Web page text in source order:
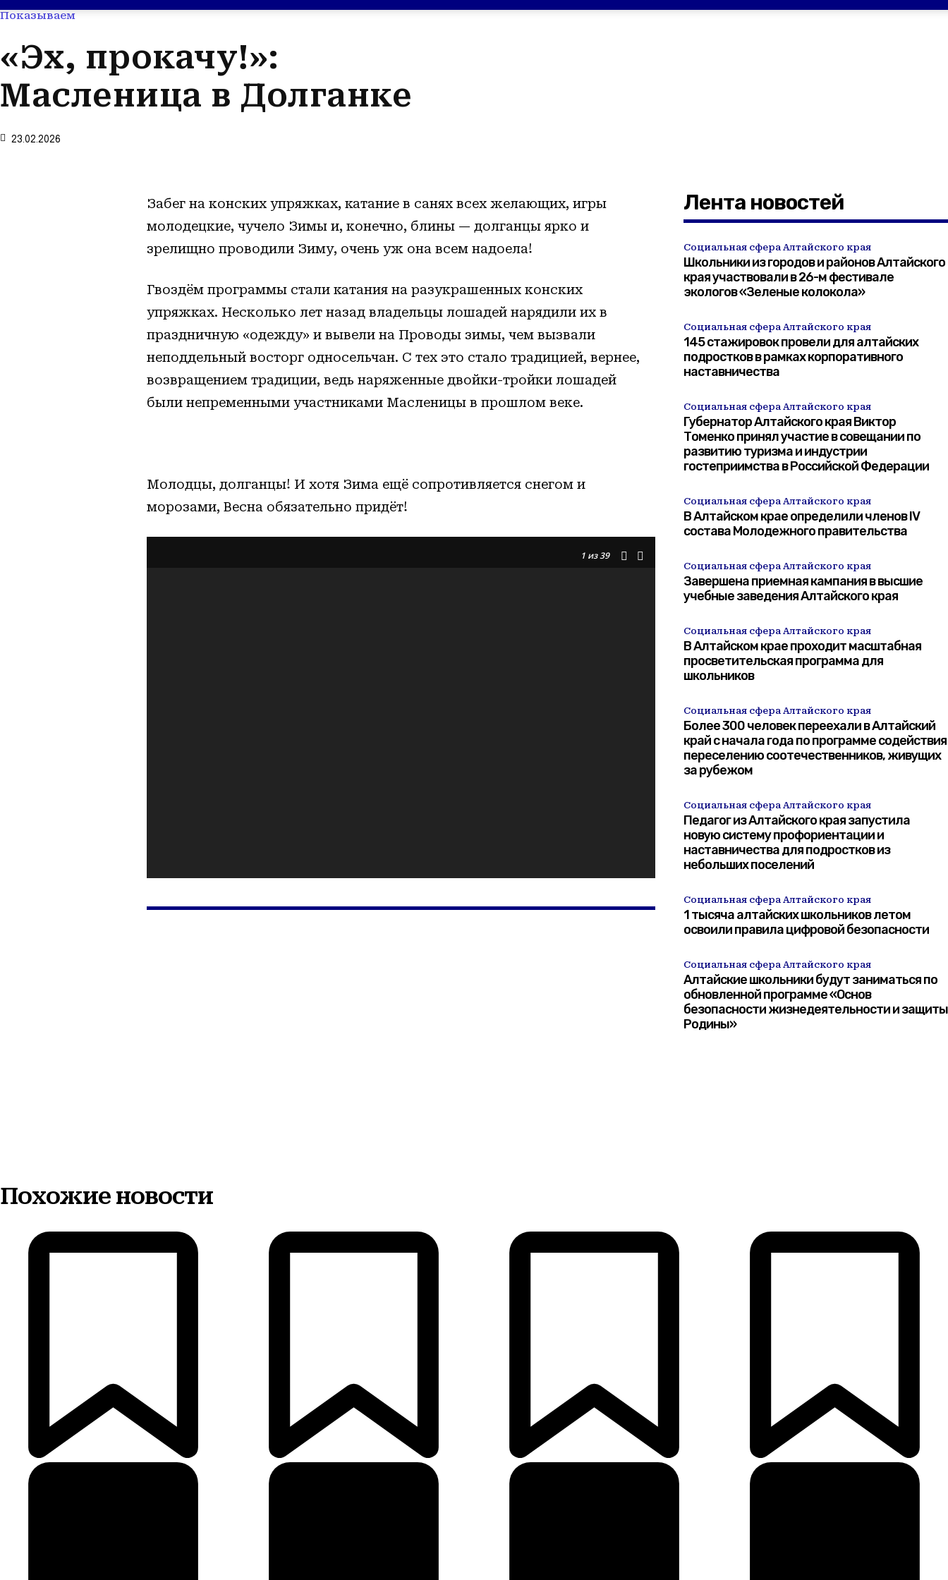
Показываем
«Эх, прокачу!»:
Масленица в Долганке
23.02.2026
Забег на конских упряжках, катание в санях всех желающих, игры
молодецкие, чучело Зимы и, конечно, блины — долганцы ярко и
зрелищно проводили Зиму, очень уж она всем надоела!
Гвоздём программы стали катания на разукрашенных конских
упряжках. Несколько лет назад владельцы лошадей нарядили их в
праздничную «одежду» и вывели на Проводы зимы, чем вызвали
неподдельный восторг односельчан. С тех это стало традицией, вернее,
возвращением традиции, ведь наряженные двойки-тройки лошадей
были непременными участниками Масленицы в прошлом веке.
Молодцы, долганцы! И хотя Зима ещё сопротивляется снегом и
морозами, Весна обязательно придёт!
1из 39
Лента новостей
Социальная сфера Алтайского края
Школьники из городов и районов Алтайского
края участвовали в 26-м фестивале
экологов «Зеленые колокола»
Социальная сфера Алтайского края
145 стажировок провели для алтайских
подростков в рамках корпоративного
наставничества
Социальная сфера Алтайского края
Губернатор Алтайского края Виктор
Томенко принял участие в совещании по
развитию туризма и индустрии
гостеприимства в Российской Федерации
Социальная сфера Алтайского края
В Алтайском крае определили членов IV
состава Молодежного правительства
Социальная сфера Алтайского края
Завершена приемная кампания в высшие
учебные заведения Алтайского края
Социальная сфера Алтайского края
В Алтайском крае проходит масштабная
просветительская программа для
школьников
Социальная сфера Алтайского края
Более 300 человек переехали в Алтайский
край с начала года по программе содействия
переселению соотечественников, живущих
за рубежом
Социальная сфера Алтайского края
Педагог из Алтайского края запустила
новую систему профориентации и
наставничества для подростков из
небольших поселений
Социальная сфера Алтайского края
1 тысяча алтайских школьников летом
освоили правила цифровой безопасности
Социальная сфера Алтайского края
Алтайские школьники будут заниматься по
обновленной программе «Основ
безопасности жизнедеятельности и защиты
Родины»
Похожие новости